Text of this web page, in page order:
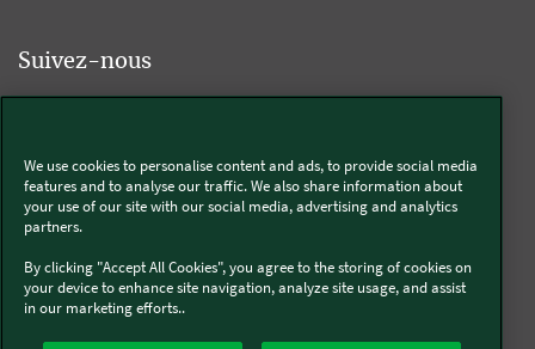
Suivez-nous
Thermomix®
We use cookies to personalise content and ads, to provide social media
features and to analyse our traffic. We also share information about
your use of our site with our social media, advertising and analytics
partners.
By clicking "Accept All Cookies", you agree to the storing of cookies on
your device to enhance site navigation, analyze site usage, and assist
in our marketing efforts..